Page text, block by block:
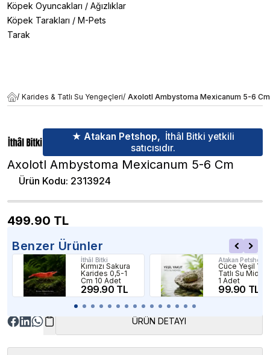
Köpek Oyuncakları / Ağızlıklar
Köpek Tarakları / M-Pets
Tarak
/ Karides & Tatlı Su Yengeçleri/ Axolotl Ambystoma Mexicanum 5-6 Cm
★ Atakan Petshop, İthâl Bitki yetkili
satıcısıdır.
Axolotl Ambystoma Mexicanum 5-6 Cm
Ürün Kodu: 2313924
499.90 TL
Benzer Ürünler
İthâl Bitki
Kırmızı Sakura
Karides 0,5-1
Cm 10 Adet
299.90 TL
Atakan Petshop
Cüce Yeşil
Tatlı Su
1 Adet
99.90 TL
ÜRÜN DETAYI